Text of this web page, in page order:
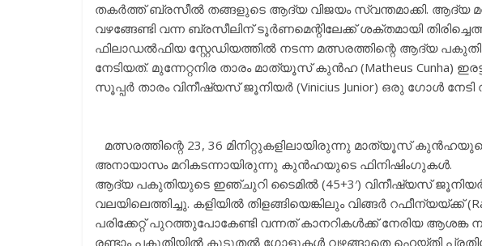
തകർത്ത് ബ്രസീൽ തങ്ങളുടെ ആദ്യ വിജയം സ്വന്തമാക്കി. ആദ്യ
വഴങ്ങേണ്ടി വന്ന ബ്രസീലിന് ടൂർണമെന്റിലേക്ക് ശക്തമായി
ഫിലാഡൽഫിയ സ്റ്റേഡിയത്തിൽ നടന്ന മത്സരത്തിന്റെ ആദ്യ
നേടിയത്. മുന്നേറ്റനിര താരം മാത്യൂസ് കുൻഹ (Matheus Cunha)
സൂപ്പർ താരം വിനീഷ്യസ് ജൂനിയർ (Vinicius Junior) ഒരു ഗോൾ നേടി
മത്സരത്തിന്റെ 23, 36 മിനിറ്റുകളിലായിരുന്നു മാത്യൂസ്
അനായാസം മറികടന്നായിരുന്നു കുൻഹയുടെ ഫിനിഷിംഗുകൾ.
ആദ്യ പകുതിയുടെ ഇഞ്ചുറി ടൈമിൽ (45+3′) വിനീഷ്യസ്
വലയിലെത്തിച്ചു. കളിയിൽ തിളങ്ങിയെങ്കിലും വിങ്ങർ റഫീന്യയ്ക്ക്
പരിക്കേറ്റ് പുറത്തുപോകേണ്ടി വന്നത് കാനറികൾക്ക് നേരിയ
രണ്ടാം പകുതിയിൽ കൂടുതൽ ഗോളുകൾ വഴങ്ങാതെ ഹെയ്തി